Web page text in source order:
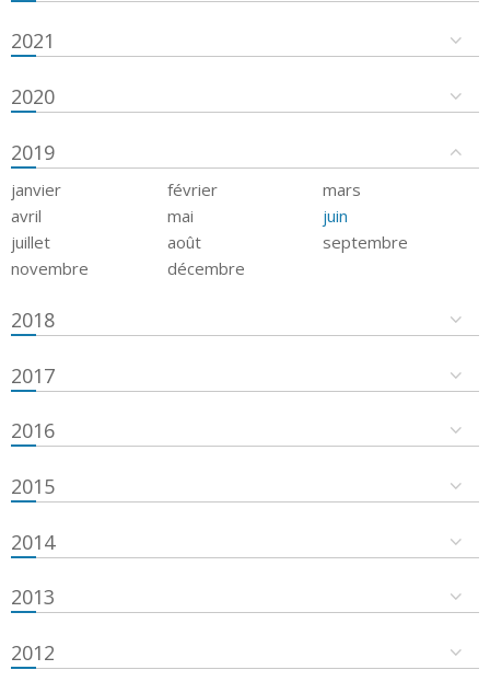
2021
2020
2019
janvier février
mars
avril
mai
juin
juillet
août
septembre
novembre
décembre
2018
2017
2016
2015
2014
2013
2012